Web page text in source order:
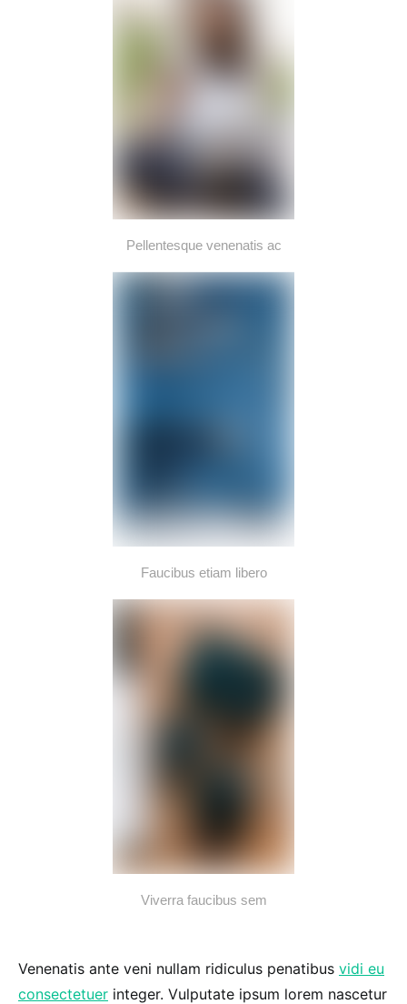
Pellentesque venenatis ac
Faucibus etiam libero
Viverra faucibus sem
Venenatis ante veni nullam ridiculus penatibus vidi eu
consectetuer integer. Vulputate ipsum lorem nascetur